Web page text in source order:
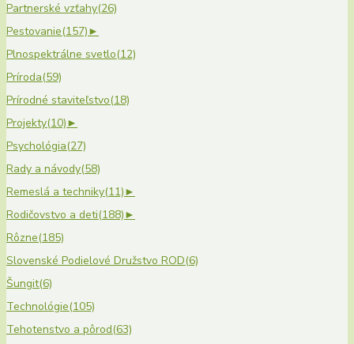
Partnerské vzťahy(26)
Pestovanie(157)►
Plnospektrálne svetlo(12)
Príroda(59)
Prírodné staviteľstvo(18)
Projekty(10)►
Psychológia(27)
Rady a návody(58)
Remeslá a techniky(11)►
Rodičovstvo a deti(188)►
Rôzne(185)
Slovenské Podielové Družstvo ROD(6)
Šungit(6)
Technológie(105)
Tehotenstvo a pôrod(63)